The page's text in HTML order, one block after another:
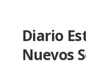
Diario
Nuevos